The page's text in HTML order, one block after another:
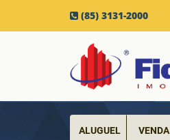
(85) 3131-2000
ALUGUEL VENDA